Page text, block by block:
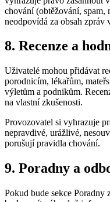
chování (obtěžování, spam,
neodpovídá za obsah
8. Recenze a
Uživatelé mohou přidávat
porodnicím, lékařům,
výletům a podnikům.
na vlastní zkušenosti.
Provozovatel si vyhrazuje
nepravdivé, urážlivé,
porušují pravidla chování.
9. Poradny a
Pokud bude sekce Poradny